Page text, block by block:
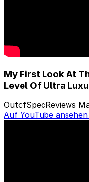
My First Look At
Level Of Ultra
OutofSpecReviews
Auf YouTube ansehen